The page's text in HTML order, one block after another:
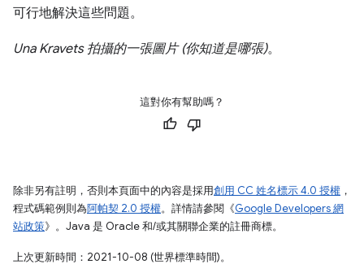
可行地解決這些問題。
Una Kravets 拍攝的一張圖片 (你知道是哪張)。
這對你有幫助嗎？
除非另有註明，否則本頁面中的內容是採用創用 CC 姓名標示 4.0 授權 ，
程式碼範例則為阿帕契 2.0 授權。詳情請參閱《Google Developers 網
站政策》。Java 是 Oracle 和/或其關聯企業的註冊商標。
上次更新時間：2021-10-08 (世界標準時間)。